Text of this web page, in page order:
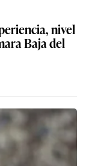
nivel
Baja del